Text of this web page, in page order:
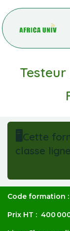
🖥️ Cette
classe
Code formation :
Prix HT : 400